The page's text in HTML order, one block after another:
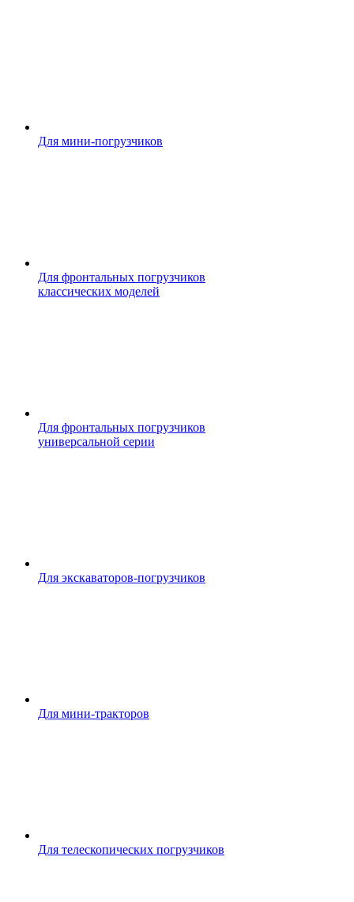
Для мини-погрузчиков
Для фронтальных погрузчиков
классических моделей
Для фронтальных погрузчиков
универсальной серии
Для экскаваторов-погрузчиков
Для мини-тракторов
Для телескопических погрузчиков